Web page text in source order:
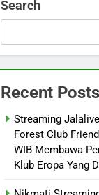
Search
Recent Posts
Streaming
Forest Club
WIB Membawa
Klub Eropa Yang